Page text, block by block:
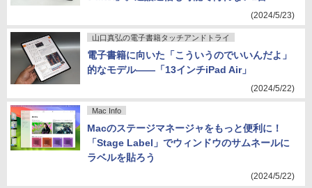
(2024/5/23)
山口真弘の電子書籍タッチアンドトライ
電子書籍に向いた「こういうのでいいんだよ」
的なモデル――「13インチiPad Air」
(2024/5/22)
Mac Info
Macのステージマネージャをもっと便利に！
「Stage Label」でウィンドウのサムネールに
ラベルを貼ろう
(2024/5/22)